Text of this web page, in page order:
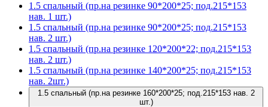
1.5 спальный (пр.на резинке 90*200*25; под.215*153
нав. 1 шт.)
1.5 спальный (пр.на резинке 90*200*25; под.215*153
нав. 2 шт.)
1.5 спальный (пр.на резинке 120*200*22; под.215*153
нав. 2 шт.)
1.5 спальный (пр.на резинке 140*200*25; под.215*153
нав. 2шт.)
1.5 спальный (пр.на резинке 160*200*25; под.215*153 нав. 2
шт.)